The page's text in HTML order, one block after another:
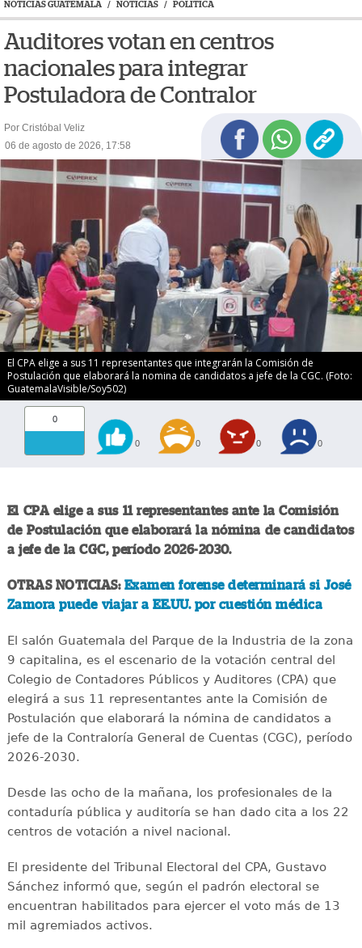
NOTICIAS GUATEMALA / NOTICIAS / POLÍTICA
Auditores votan en centros
nacionales para integrar
Postuladora de Contralor
Por Cristóbal Veliz
06 de agosto de 2026, 17:58
El CPA elige a sus 11 representantes que integrarán la Comisión de
Postulación que elaborará la nomina de candidatos a jefe de la CGC. (Foto:
GuatemalaVisible/Soy502)
0
0 0 0 0
El CPA elige a sus 11 representantes ante la Comisión
de Postulación que elaborará la nómina de candidatos
a jefe de la CGC, período 2026-2030.
OTRAS NOTICIAS: Examen forense determinará si José
Zamora puede viajar a EE.UU. por cuestión médica
El salón Guatemala del Parque de la Industria de la zona
9 capitalina, es el escenario de la votación central del
Colegio de Contadores Públicos y Auditores (CPA) que
elegirá a sus 11 representantes ante la Comisión de
Postulación que elaborará la nómina de candidatos a
jefe de la Contraloría General de Cuentas (CGC), período
2026-2030.
Desde las ocho de la mañana, los profesionales de la
contaduría pública y auditoría se han dado cita a los 22
centros de votación a nivel nacional.
El presidente del Tribunal Electoral del CPA, Gustavo
Sánchez informó que, según el padrón electoral se
encuentran habilitados para ejercer el voto más de 13
mil agremiados activos.